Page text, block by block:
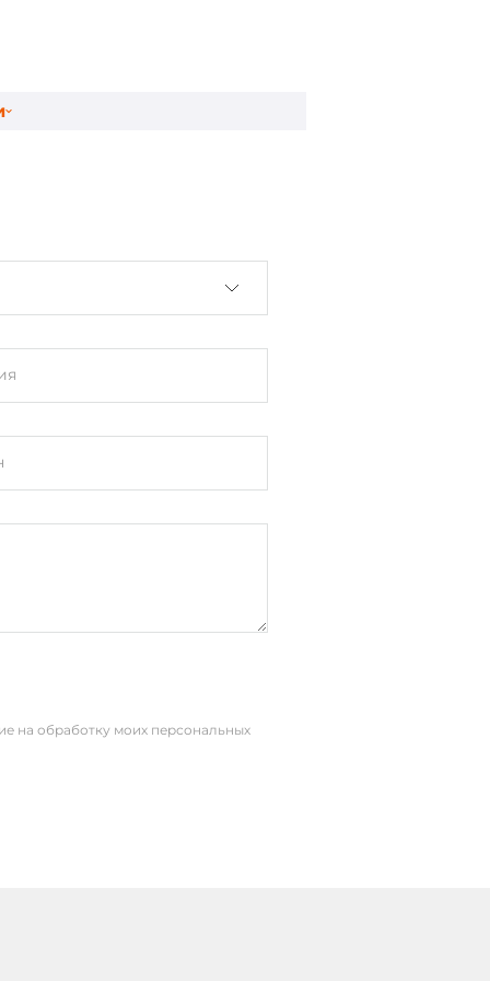
на обработку моих персональных